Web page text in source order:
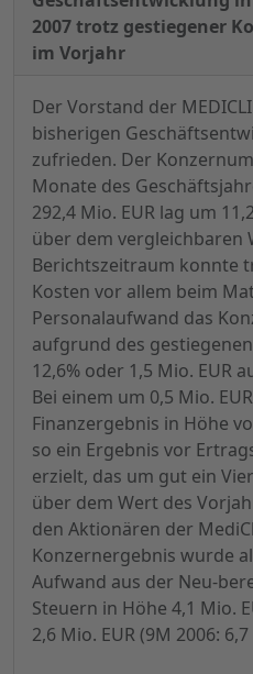
2007 trotz gestiegener
im Vorjahr
Der Vorstand der
bisherigen
zufrieden. Der
Monate des
292,4 Mio. EUR lag um
über dem vergleichbaren
Berichtszeitraum konnte
Kosten vor allem beim
Personalaufwand das
aufgrund des
12,6% oder 1,5 Mio. EUR
Bei einem um 0,5 Mio.
Finanzergebnis in Höhe
so ein Ergebnis vor
erzielt, das um gut ein
über dem Wert des
den Aktionären der
Konzernergebnis wurde
Aufwand aus der Neu-
Steuern in Höhe 4,1 Mio.
2,6 Mio. EUR (9M 2006: